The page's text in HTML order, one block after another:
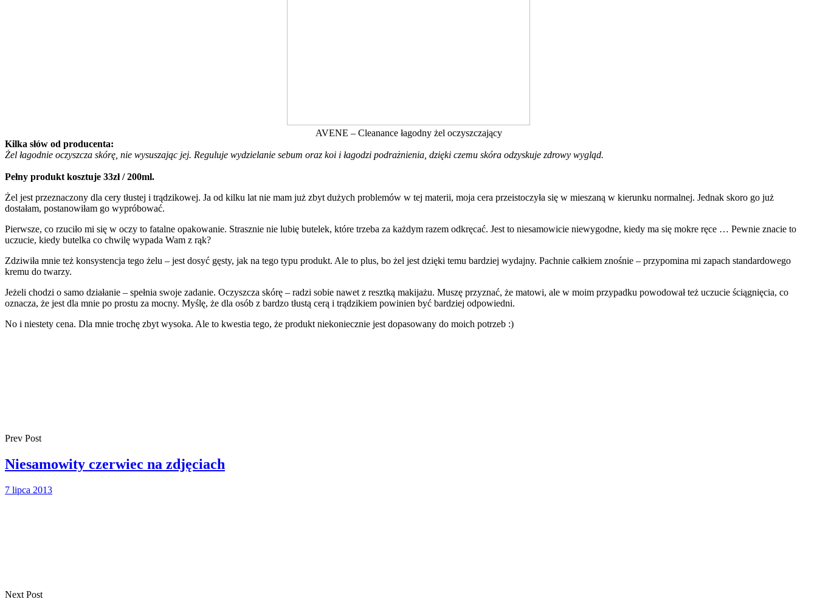
AVENE – Cleanance łagodny żel oczyszczający
Kilka słów od producenta:
Żel łagodnie oczyszcza skórę, nie wysuszając jej. Reguluje wydzielanie sebum oraz koi i łagodzi podrażnienia, dzięki czemu skóra odzyskuje zdrowy wygląd.
Pełny produkt kosztuje 33zł / 200ml.
Żel jest przeznaczony dla cery tłustej i trądzikowej. Ja od kilku lat nie mam już zbyt dużych problemów w tej materii, moja cera przeistoczyła się w mieszaną w kierunku normalnej. Jednak skoro go już
dostałam, postanowiłam go wypróbować.
Pierwsze, co rzuciło mi się w oczy to fatalne opakowanie. Strasznie nie lubię butelek, które trzeba za każdym razem odkręcać. Jest to niesamowicie niewygodne, kiedy ma się mokre ręce … Pewnie znacie to
uczucie, kiedy butelka co chwilę wypada Wam z rąk?
Zdziwiła mnie też konsystencja tego żelu – jest dosyć gęsty, jak na tego typu produkt. Ale to plus, bo żel jest dzięki temu bardziej wydajny. Pachnie całkiem znośnie – przypomina mi zapach standardowego
kremu do twarzy.
Jeżeli chodzi o samo działanie – spełnia swoje zadanie. Oczyszcza skórę – radzi sobie nawet z resztką makijażu. Muszę przyznać, że matowi, ale w moim przypadku powodował też uczucie ściągnięcia, co
oznacza, że jest dla mnie po prostu za mocny. Myślę, że dla osób z bardzo tłustą cerą i trądzikiem powinien być bardziej odpowiedni.
No i niestety cena. Dla mnie trochę zbyt wysoka. Ale to kwestia tego, że produkt niekoniecznie jest dopasowany do moich potrzeb :)
Prev Post
Niesamowity czerwiec na zdjęciach
7 lipca 2013
Next Post